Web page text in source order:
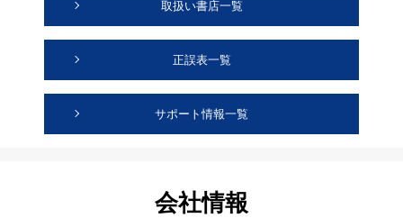
取扱い書店一覧
正誤表一覧
サポート情報一覧
会社情報